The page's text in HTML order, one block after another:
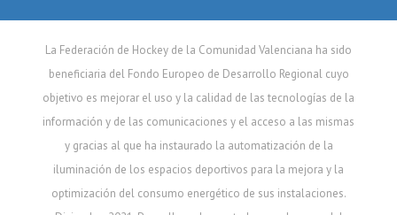
La Federación de Hockey de la Comunidad Valenciana ha sido
beneficiaria del Fondo Europeo de Desarrollo Regional cuyo
objetivo es mejorar el uso y la calidad de las tecnologías de la
información y de las comunicaciones y el acceso a las mismas
y gracias al que ha instaurado la automatización de la
iluminación de los espacios deportivos para la mejora y la
optimización del consumo energético de sus instalaciones.